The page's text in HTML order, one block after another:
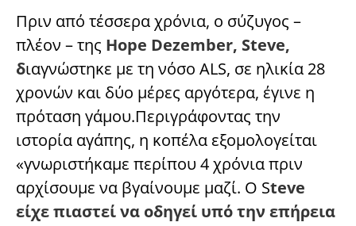
Πριν από τέσσερα χρόνια, ο σύζυγος –
πλέον – της Hope Dezember, Steve,
διαγνώστηκε με τη νόσο ALS, σε ηλικία 28
χρονών και δύο μέρες αργότερα, έγινε η
πρόταση γάμου.Περιγράφοντας την
ιστορία αγάπης, η κοπέλα εξομολογείται
«γνωριστήκαμε περίπου 4 χρόνια πριν
αρχίσουμε να βγαίνουμε μαζί. Ο Steve
είχε πιαστεί να οδηγεί υπό την επήρεια